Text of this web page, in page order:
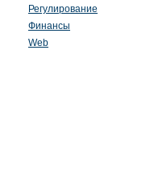
Регулирование
Финансы
Web